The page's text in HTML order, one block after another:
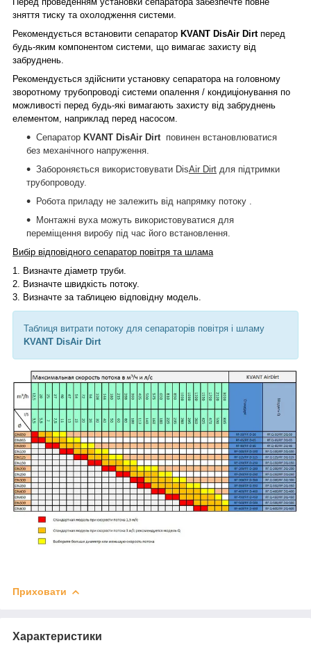
зняття тиску та охолодження системи.
Рекомендується встановити сепаратор KVANT DisAir Dirtперед
будь-яким компонентом системи, що вимагає захисту від
забруднень.
Рекомендується здійснити установку сепаратора на головному
зворотному трубопроводі системи опалення / кондиціонування по
можливості перед будь-які вимагають захисту від забруднень
елементом, наприклад перед насосом.
Сепаратор KVANT DisAir Dirt повинен встановлюватися
без механічного напруження.
Забороняється використовувати DisAir Dirt для підтримки
трубопроводу.
Робота приладу не залежить від напрямку потоку .
Монтажні вуха можуть використовуватися для
переміщення виробу під час його встановлення.
Вибір відповідного сепаратор повітря та шлама
1. Визначте діаметр труби.
2. Визначте швидкість потоку.
3. Визначте за таблицею відповідну модель.
Таблиця витрати потоку для сепараторів повітря і шламу
KVANT DisAir Dirt
Приховати
Характеристики